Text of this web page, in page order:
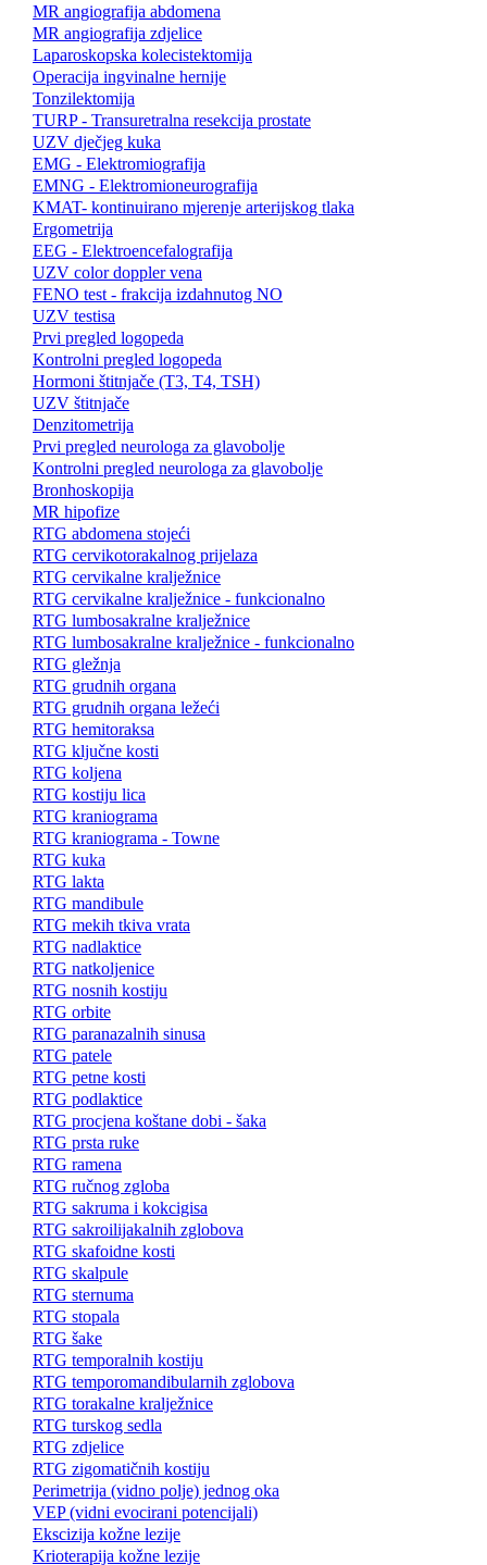
MR angiografija abdomena
MR angiografija zdjelice
Laparoskopska kolecistektomija
Operacija ingvinalne hernije
Tonzilektomija
TURP - Transuretralna resekcija prostate
UZV dječjeg kuka
EMG - Elektromiografija
EMNG - Elektromioneurografija
KMAT- kontinuirano mjerenje arterijskog tlaka
Ergometrija
EEG - Elektroencefalografija
UZV color doppler vena
FENO test - frakcija izdahnutog NO
UZV testisa
Prvi pregled logopeda
Kontrolni pregled logopeda
Hormoni štitnjače (T3, T4, TSH)
UZV štitnjače
Denzitometrija
Prvi pregled neurologa za glavobolje
Kontrolni pregled neurologa za glavobolje
Bronhoskopija
MR hipofize
RTG abdomena stojeći
RTG cervikotorakalnog prijelaza
RTG cervikalne kralježnice
RTG cervikalne kralježnice - funkcionalno
RTG lumbosakralne kralježnice
RTG lumbosakralne kralježnice - funkcionalno
RTG gležnja
RTG grudnih organa
RTG grudnih organa ležeći
RTG hemitoraksa
RTG ključne kosti
RTG koljena
RTG kostiju lica
RTG kraniograma
RTG kraniograma - Towne
RTG kuka
RTG lakta
RTG mandibule
RTG mekih tkiva vrata
RTG nadlaktice
RTG natkoljenice
RTG nosnih kostiju
RTG orbite
RTG paranazalnih sinusa
RTG patele
RTG petne kosti
RTG podlaktice
RTG procjena koštane dobi - šaka
RTG prsta ruke
RTG ramena
RTG ručnog zgloba
RTG sakruma i kokcigisa
RTG sakroilijakalnih zglobova
RTG skafoidne kosti
RTG skalpule
RTG sternuma
RTG stopala
RTG šake
RTG temporalnih kostiju
RTG temporomandibularnih zglobova
RTG torakalne kralježnice
RTG turskog sedla
RTG zdjelice
RTG zigomatičnih kostiju
Perimetrija (vidno polje) jednog oka
VEP (vidni evocirani potencijali)
Ekscizija kožne lezije
Krioterapija kožne lezije